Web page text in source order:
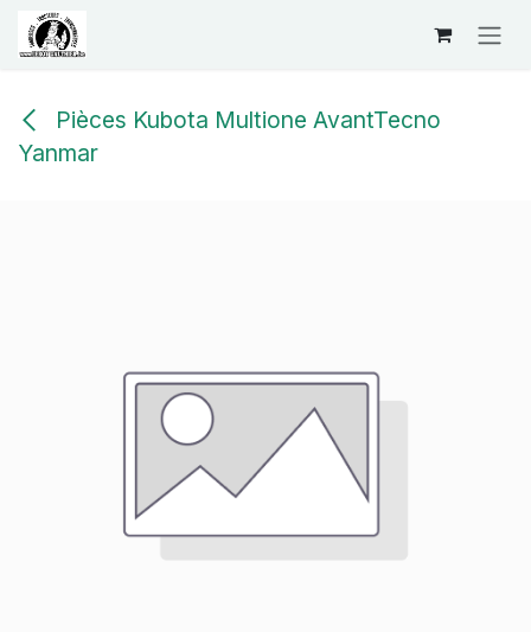
Se rendre au contenu
Pièces Kubota Multione AvantTecno
Yanmar